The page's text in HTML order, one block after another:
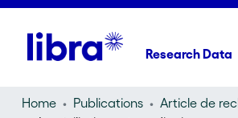
Research Data
Home Publications